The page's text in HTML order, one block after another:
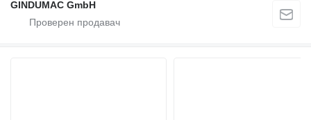
GINDUMAC GmbH